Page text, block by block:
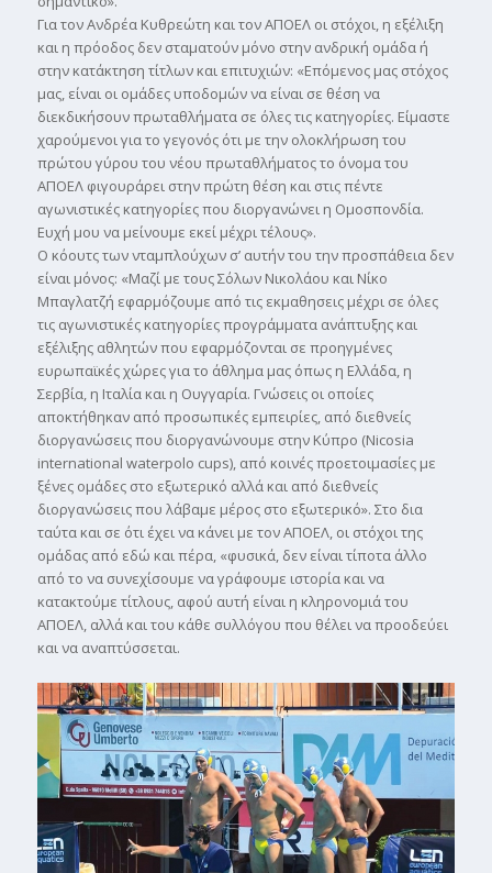
Για τον Ανδρέα Κυθρεώτη και τον ΑΠΟΕΛ οι στόχοι, η εξέλιξη
και η πρόοδος δεν σταµατούν µόνο στην ανδρική οµάδα ή
στην κατάκτηση τίτλων και επιτυχιών: «Επόµενος µας στόχος
µας, είναι οι οµάδες υποδοµών να είναι σε θέση να
διεκδικήσουν πρωταθλήµατα σε όλες τις κατηγορίες. Είµαστε
χαρούµενοι για το γεγονός ότι µε την ολοκλήρωση του
πρώτου γύρου του νέου πρωταθλήµατος το όνοµα του
ΑΠΟΕΛ φιγουράρει στην πρώτη θέση και στις πέντε
αγωνιστικές κατηγορίες που διοργανώνει η Οµοσπονδία.
Ευχή µου να µείνουµε εκεί µέχρι τέλους».
Ο κόουτς των νταµπλούχων σ’ αυτήν του την προσπάθεια δεν
είναι µόνος: «Μαζί µε τους Σόλων Νικολάου και Νίκο
Μπαγλατζή εφαρµόζουµε από τις εκµαθησεις µέχρι σε όλες
τις αγωνιστικές κατηγορίες προγράµµατα ανάπτυξης και
εξέλιξης αθλητών που εφαρµόζονται σε προηγµένες
ευρωπαϊκές χώρες για το άθληµα µας όπως η Ελλάδα, η
Σερβία, η Ιταλία και η Ουγγαρία. Γνώσεις οι οποίες
αποκτήθηκαν από προσωπικές εµπειρίες, από διεθνείς
διοργανώσεις που διοργανώνουµε στην Κύπρο (Nicosia
international waterpolo cups), από κοινές προετοιµασίες µε
ξένες οµάδες στο εξωτερικό αλλά και από διεθνείς
διοργανώσεις που λάβαµε µέρος στο εξωτερικό». Στο δια
ταύτα και σε ότι έχει να κάνει µε τον ΑΠΟΕΛ, οι στόχοι της
οµάδας από εδώ και πέρα, «φυσικά, δεν είναι τίποτα άλλο
από το να συνεχίσουµε να γράφουµε ιστορία και να
κατακτούµε τίτλους, αφού αυτή είναι η κληρονοµιά του
ΑΠΟΕΛ, αλλά και του κάθε συλλόγου που θέλει να προοδεύει
και να αναπτύσσεται.